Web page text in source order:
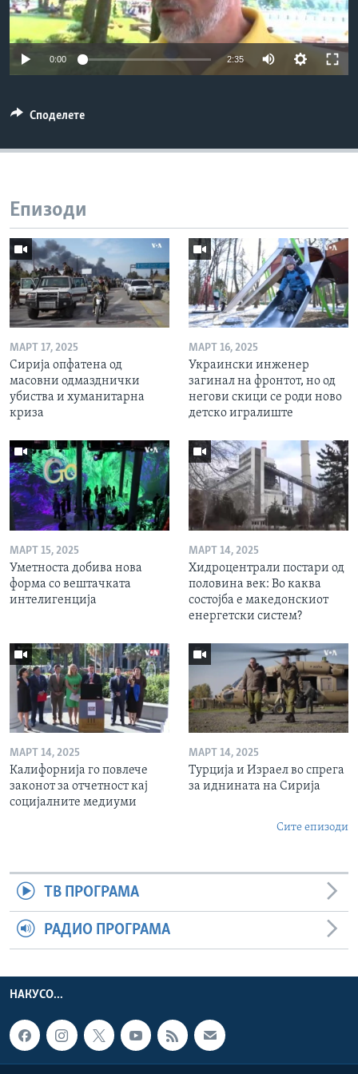
ИНТЕРВЈУА
Јазици
0:00 2:35
Споделете
Епизоди
МАРТ 17, 2025
Сирија опфатена од
масовни одмазднички
убиства и хуманитарна
криза
МАРТ 16, 2025
Украински инженер
загинал на фронтот, но од
негови скици се роди ново
детско игралиште
МАРТ 15, 2025
Уметноста добива нова
форма со вештачката
интелигенција
МАРТ 14, 2025
Хидроцентрали постари од
половина век: Во каква
состојба е македонскиот
енергетски систем?
МАРТ 14, 2025
Калифорнија го повлече
законот за отчетност кај
социјалните медиуми
МАРТ 14, 2025
Турција и Израел во спрега
за иднината на Сирија
Сите епизоди
ТВ ПРОГРАМА
РАДИО ПРОГРАМА
НАКУСО...